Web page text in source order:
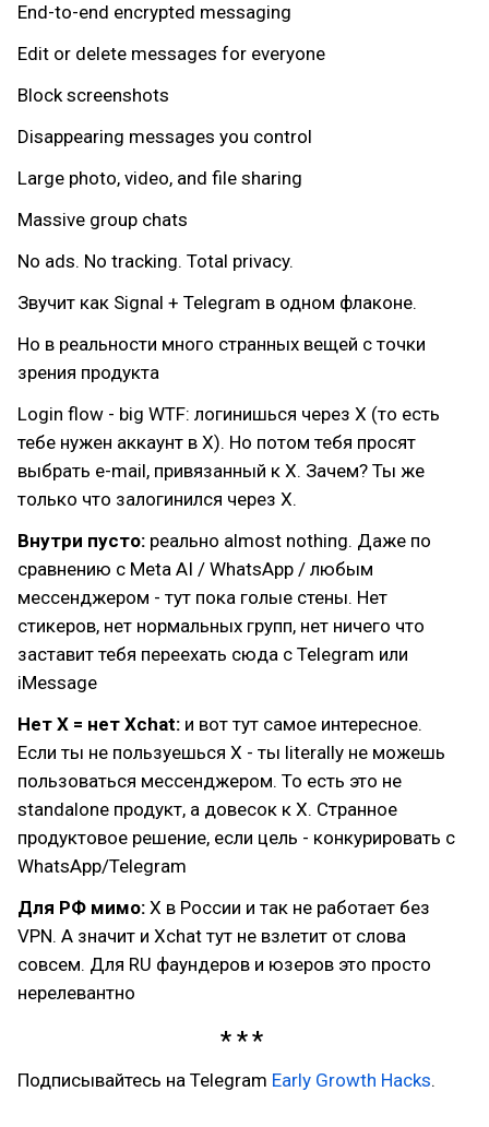
End-to-end encrypted messaging
Edit or delete messages for everyone
Block screenshots
Disappearing messages you control
Large photo, video, and file sharing
Massive group chats
No ads. No tracking. Total privacy.
Звучит как Signal + Telegram в одном флаконе.
Но в реальности много странных вещей с точки
зрения продукта
Login flow - big WTF: логинишься через X (то есть
тебе нужен аккаунт в X). Но потом тебя просят
выбрать e-mail, привязанный к X. Зачем? Ты же
только что залогинился через X.
Внутри пусто: реально almost nothing. Даже по
сравнению с Meta AI / WhatsApp / любым
мессенджером - тут пока голые стены. Нет
стикеров, нет нормальных групп, нет ничего что
заставит тебя переехать сюда с Telegram или
iMessage
Нет X = нет Xchat: и вот тут самое интересное.
Если ты не пользуешься X - ты literally не можешь
пользоваться мессенджером. То есть это не
standalone продукт, а довесок к X. Странное
продуктовое решение, если цель - конкурировать с
WhatsApp/Telegram
Для РФ мимо: X в России и так не работает без
VPN. А значит и Xchat тут не взлетит от слова
совсем. Для RU фаундеров и юзеров это просто
нерелевантно
Подписывайтесь на Telegram Early Growth Hacks.